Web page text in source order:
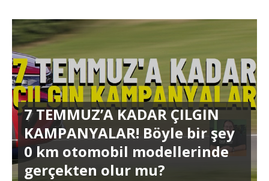
7 TEMMUZ’A KADAR ÇILGIN
KAMPANYALAR! Böyle bir şey
0 km otomobil modellerinde
gerçekten olur mu?